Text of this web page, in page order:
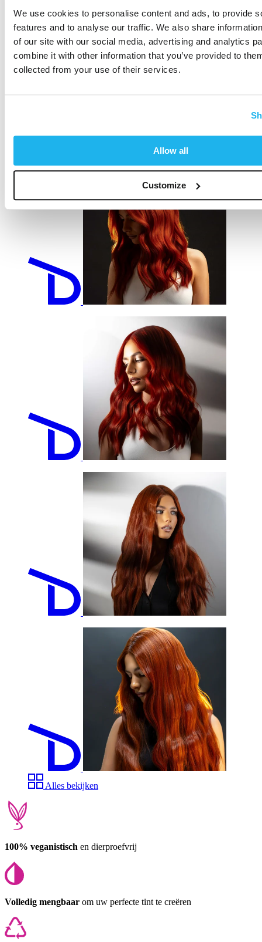
We use cookies to personalise content and ads, to provide
features and to analyse our traffic. We also share
of our site with our social media, advertising and analytics
combine it with other information that you’ve provided to
collected from your use of their services.
Allow all
Customize
samengesteld om een glanzende, moderne look te creëren die
de natuurlijke dimensie van uw haar versterkt.
Of je nu je natuurlijke oranje-koperkleurige tinten wilt opfrissen, de
levendigheid ervan tussen twee salonbezoeken door wilt aanvullen
of een totaal nieuwe tint wilt ontdekken: met Directions heb je de
Alles bekijken
100% veganistisch en dierproefvrij
Volledig mengbaar om uw perfecte tint te creëren